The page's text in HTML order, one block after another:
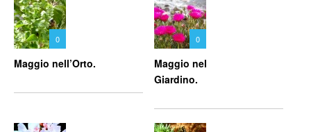
0
Maggio nell’Orto.
0
Maggio nel
Giardino.